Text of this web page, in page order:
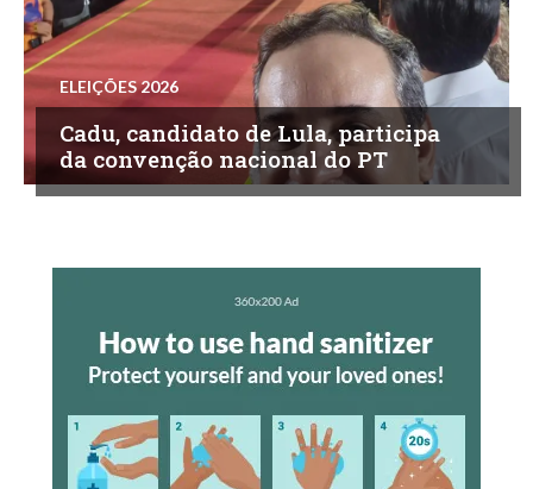
ELEIÇÕES 2026
Cadu, candidato de Lula, participa
da convenção nacional do PT